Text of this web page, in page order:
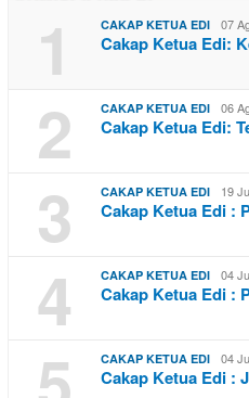
1 CAKAP KETUA EDI 07
Cakap Ketua Edi:
2 CAKAP KETUA EDI 06
Cakap Ketua Edi:
3 CAKAP KETUA EDI 19
Cakap Ketua Edi :
4 CAKAP KETUA EDI 04
Cakap Ketua Edi :
CAKAP KETUA EDI 04
Cakap Ketua Edi :